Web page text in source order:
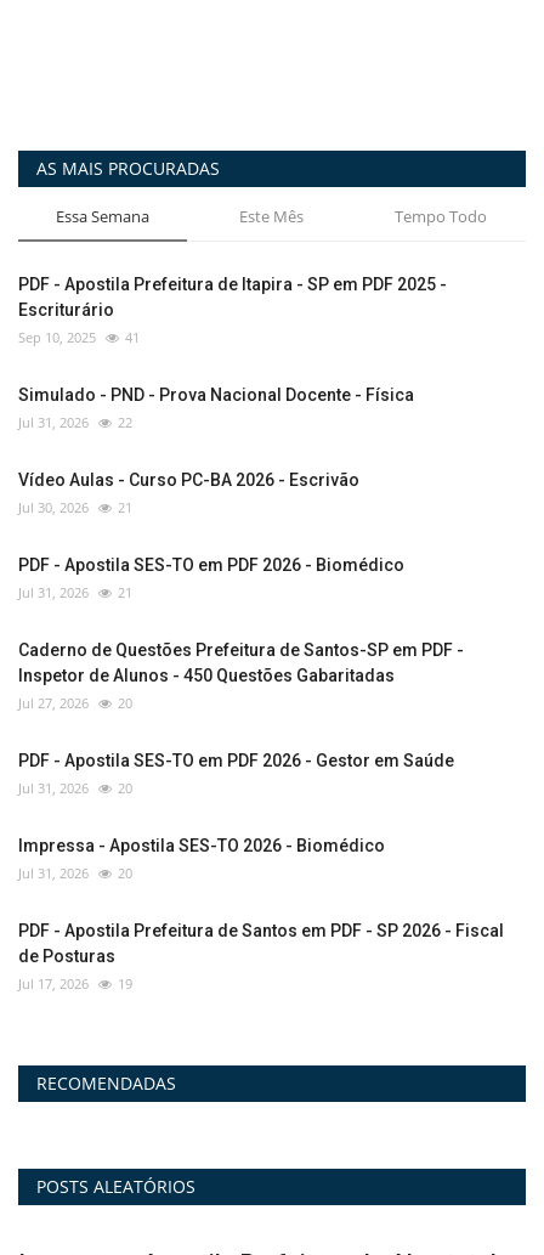
AS MAIS PROCURADAS
Essa Semana Este Mês Tempo Todo
PDF - Apostila Prefeitura de Itapira - SP em PDF 2025 -
Escriturário
Sep 10, 2025 41
Simulado - PND - Prova Nacional Docente - Física
Jul 31, 2026 22
Vídeo Aulas - Curso PC-BA 2026 - Escrivão
Jul 30, 2026 21
PDF - Apostila SES-TO em PDF 2026 - Biomédico
Jul 31, 2026 21
Caderno de Questões Prefeitura de Santos-SP em PDF -
Inspetor de Alunos - 450 Questões Gabaritadas
Jul 27, 2026 20
PDF - Apostila SES-TO em PDF 2026 - Gestor em Saúde
Jul 31, 2026 20
Impressa - Apostila SES-TO 2026 - Biomédico
Jul 31, 2026 20
PDF - Apostila Prefeitura de Santos em PDF - SP 2026 - Fiscal
de Posturas
Jul 17, 2026 19
RECOMENDADAS
POSTS ALEATÓRIOS